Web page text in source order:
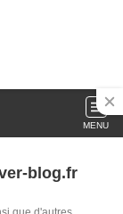
MENU
blog.fr